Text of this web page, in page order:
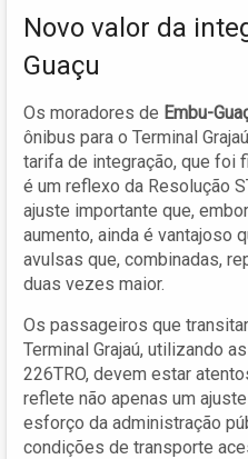
Novo valor da
Guaçu
Os moradores de Embu-
ônibus para o Terminal
tarifa de integração, que foi
é um reflexo da Resolução
ajuste importante que,
aumento, ainda é vantajoso
avulsas que, combinadas,
duas vezes maior.
Os passageiros que
Terminal Grajaú, utilizando
226TRO, devem estar
reflete não apenas um
esforço da administração
condições de transporte